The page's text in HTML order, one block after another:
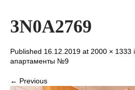
3N0A2769
Published 16.12.2019 at 2000 × 1333
апартаменты №9
← Previous